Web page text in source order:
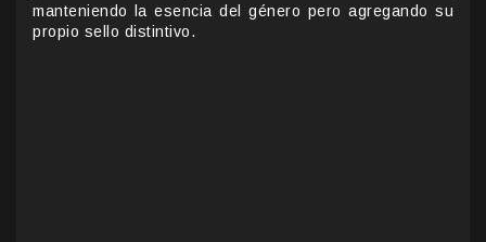
manteniendo la esencia del género pero agregando su
propio sello distintivo.